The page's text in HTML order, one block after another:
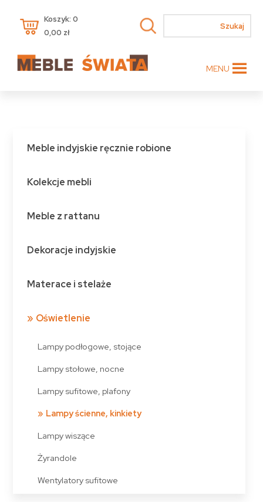
Koszyk: 0
0,00 zł
MENU
Meble indyjskie ręcznie robione
Kolekcje mebli
Meble z rattanu
Dekoracje indyjskie
Materace i stelaże
Oświetlenie
Lampy podłogowe, stojące
Lampy stołowe, nocne
Lampy sufitowe, plafony
Lampy ścienne, kinkiety
Lampy wiszące
Żyrandole
Wentylatory sufitowe